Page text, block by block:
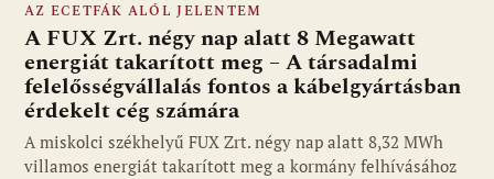
AZ ECETFÁK ALÓL JELENTEM
A FUX Zrt. négy nap alatt 8 Megawatt
energiát takarított meg – A társadalmi
felelősségvállalás fontos a kábelgyártásban
érdekelt cég számára
A miskolci székhelyű FUX Zrt. négy nap alatt 8,32 MWh
villamos energiát takarított meg a kormány felhívásához